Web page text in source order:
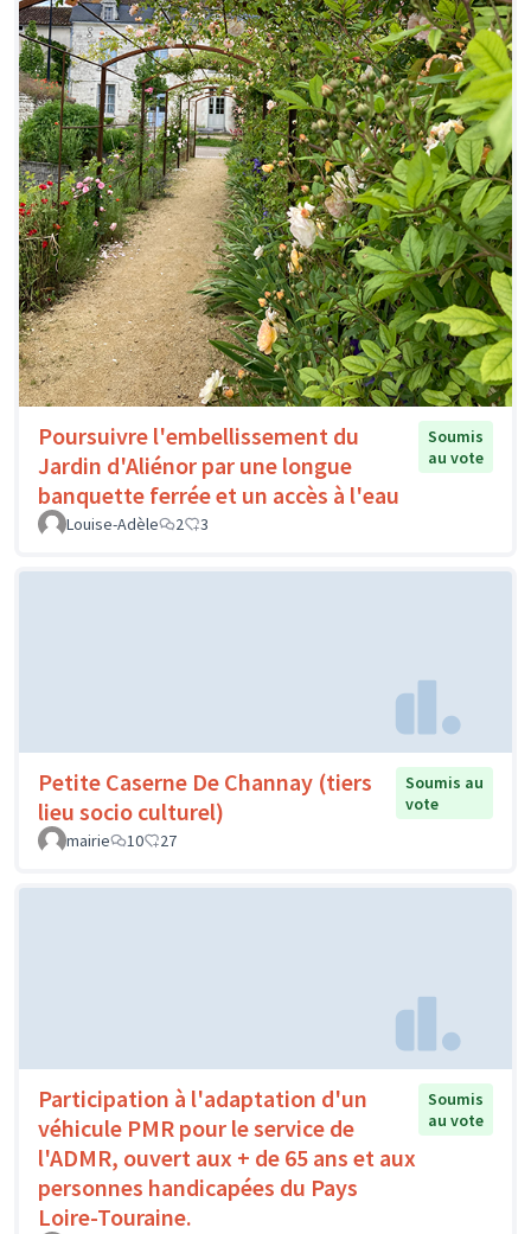
Poursuivre l'embellissement du
Jardin d'Aliénor par une longue
banquette ferrée et un accès à l'eau
Soumis
au vote
Louise-Adèle 2 3
Petite Caserne De Channay (tiers
lieu socio culturel)
Soumis au
vote
mairie
10 27
Participation à l'adaptation d'un
véhicule PMR pour le service de
l'ADMR, ouvert aux + de 65 ans et aux
personnes handicapées du Pays
Loire-Touraine.
Soumis
au vote